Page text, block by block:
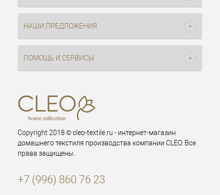
НАШИ ПРЕДЛОЖЕНИЯ
ПОМОЩЬ И СЕРВИСЫ
Copyright 2018 © cleo-textile.ru - интернет-магазин
домашнего текстиля производства компании CLEO. Все
права защищены.
+7 (996) 860 76 23